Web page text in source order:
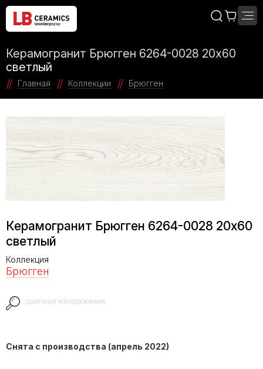
Керамогранит Брюгген 6264-0028 20х60
светлый
Главная Коллекции Брюгген
Керамогранит Брюгген 6264-0028 20х60
светлый
Коллекция
Брюгген
оригинал изображения
Снята с производства (апрель 2022)